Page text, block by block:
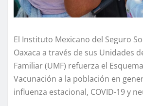
El Instituto Mexicano del Seguro
Oaxaca a través de sus Unidades
Familiar (UMF) refuerza el
Vacunación a la población en
influenza estacional, COVID-19 y